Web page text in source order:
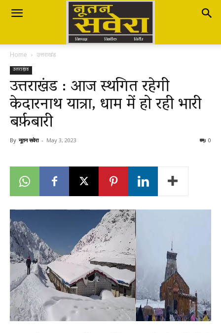
Nutan
Savera
नूतन
सवेरा
Breaking
News
LIVE
Home उत्तराखंड
उत्तराखंड
उत्तराखंड : आज स्थगित रहेगी
केदारनाथ यात्रा, धाम में हो रही भारी
बर्फ़बारी
By नूतन सवेरा - May 3, 2023 0